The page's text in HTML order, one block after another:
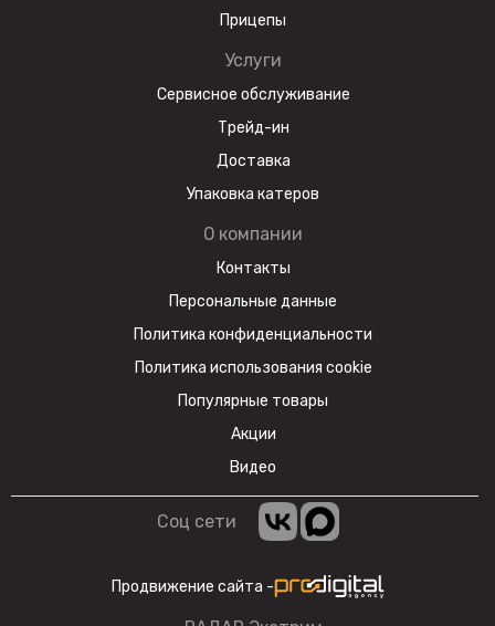
Прицепы
Услуги
Сервисное обслуживание
Трейд-ин
Доставка
Упаковка катеров
О компании
Контакты
Персональные данные
Политика конфиденциальности
Политика использования cookie
Популярные товары
Акции
Видео
Соц сети
Продвижение сайта -